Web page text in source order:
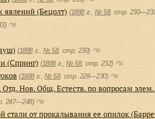
явлений (Бецолт) (1888 г.,№ 58, cтр.
(1888 г.,№ 58, cтр. 230)
(Спринг) (1888 г.,№ 58, cтр. 232)
(1888 г.,№ 58, cтр. 228—230)
Нов. Общ. Естеств. по вопросам
247—248)
стали от прокалывания ее опилок